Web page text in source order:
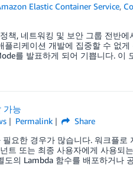
Elastic Container Service,
책, 네트워킹 및 보안 그룹 전반에
리케이션 개발에 집중할 수 없게
를 발표하게 되어 기쁩니다. 이
가능
Permalink
Share
요한 경우가 많습니다. 워크플로
트 또는 최종 사용자에게 사용되
의 Lambda 함수를 배포하거나